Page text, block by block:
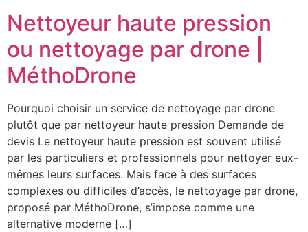
Nettoyeur haute pression
ou nettoyage par drone |
MéthoDrone
Pourquoi choisir un service de nettoyage par drone
plutôt que par nettoyeur haute pression Demande de
devis Le nettoyeur haute pression est souvent utilisé
par les particuliers et professionnels pour nettoyer eux-
mêmes leurs surfaces. Mais face à des surfaces
complexes ou difficiles d’accès, le nettoyage par drone,
proposé par MéthoDrone, s’impose comme une
alternative moderne […]